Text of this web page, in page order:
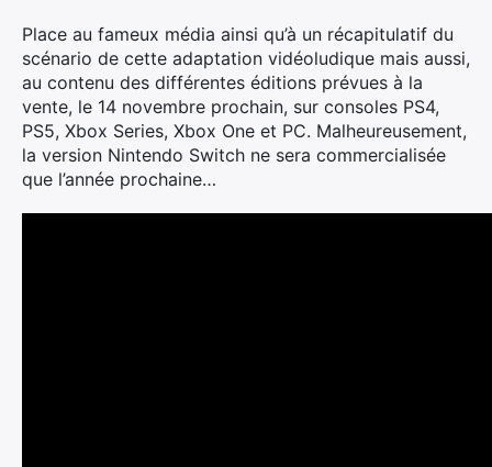
Place au fameux média ainsi qu’à un récapitulatif du
scénario de cette adaptation vidéoludique mais aussi,
au contenu des différentes éditions prévues à la
vente, le 14 novembre prochain, sur consoles PS4,
PS5, Xbox Series, Xbox One et PC. Malheureusement,
la version Nintendo Switch ne sera commercialisée
que l’année prochaine…